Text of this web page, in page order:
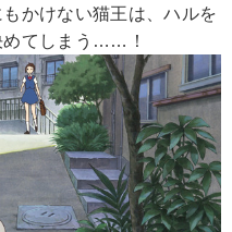
かけない猫王は、ハルを
めてしまう……！